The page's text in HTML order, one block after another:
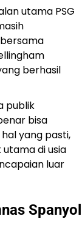
utama PSG
berhasil
publik
bisa
yang pasti,
di usia
luar
Spanyol